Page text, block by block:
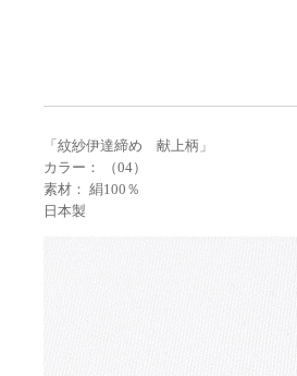
「紋紗伊達締め 献上柄」
カラー： （04）
素材： 絹100％
日本製